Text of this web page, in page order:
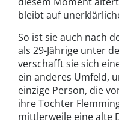
bleibt auf
So ist sie auch nach
als 29-Jährige unter
verschafft sie sich
ein anderes Umfeld,
einzige Person, die
ihre Tochter
mittlerweile eine alte